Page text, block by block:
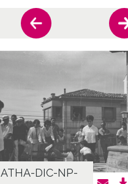
ATHA-DIC-NP-